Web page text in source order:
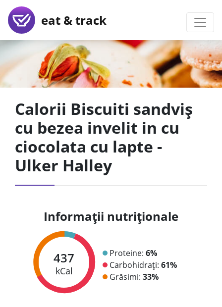
eat & track
Calorii Biscuiti sandviș
cu bezea invelit in cu
ciocolata cu lapte -
Ulker Halley
Informații nutriționale
437
kCal
Proteine: 6%
Carbohidrați: 61%
Grăsimi: 33%